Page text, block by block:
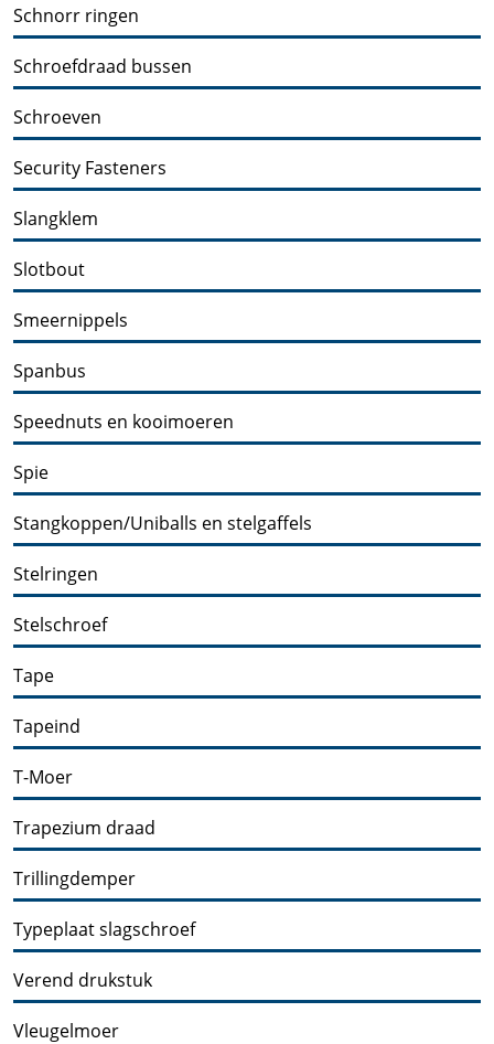
Schnorr ringen
Schroefdraad bussen
Schroeven
Security Fasteners
Slangklem
Slotbout
Smeernippels
Spanbus
Speednuts en kooimoeren
Spie
Stangkoppen/Uniballs en stelgaffels
Stelringen
Stelschroef
Tape
Tapeind
T-Moer
Trapezium draad
Trillingdemper
Typeplaat slagschroef
Verend drukstuk
Vleugelmoer